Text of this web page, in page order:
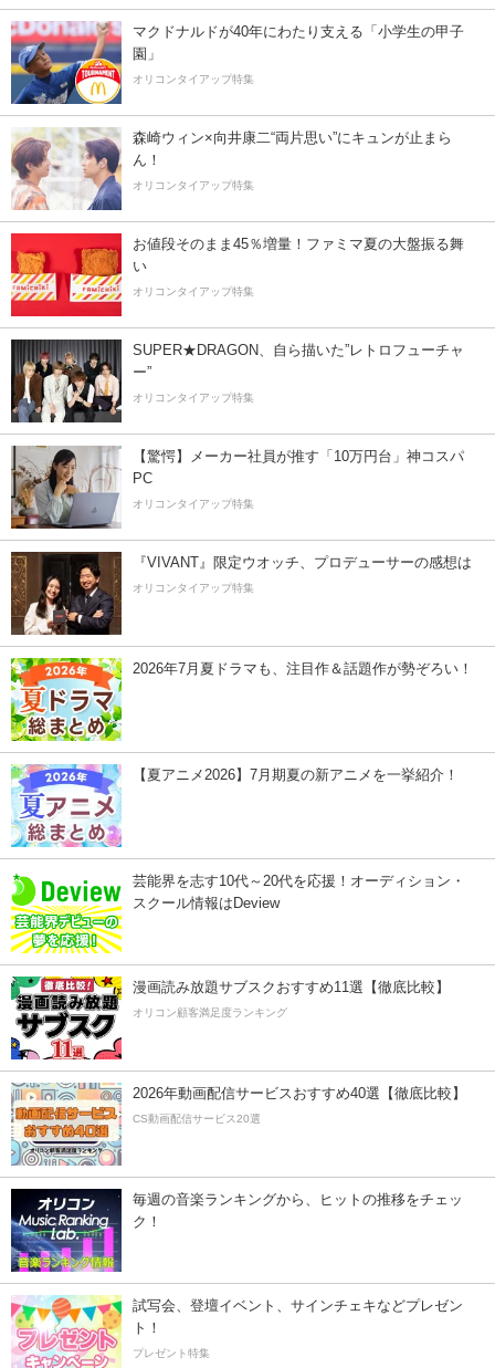
マクドナルドが40年にわたり支える「小学生の甲子
園」
オリコンタイアップ特集
森崎ウィン×向井康二“両片思い”にキュンが止まら
ん！
オリコンタイアップ特集
お値段そのまま45％増量！ファミマ夏の大盤振る舞
い
オリコンタイアップ特集
SUPER★DRAGON、自ら描いた”レトロフューチャ
ー”
オリコンタイアップ特集
【驚愕】メーカー社員が推す「10万円台」神コスパ
PC
オリコンタイアップ特集
『VIVANT』限定ウオッチ、プロデューサーの感想は
オリコンタイアップ特集
2026年7月夏ドラマも、注目作＆話題作が勢ぞろい！
【夏アニメ2026】7月期夏の新アニメを一挙紹介！
芸能界を志す10代～20代を応援！オーディション・
スクール情報はDeview
漫画読み放題サブスクおすすめ11選【徹底比較】
オリコン顧客満足度ランキング
2026年動画配信サービスおすすめ40選【徹底比較】
CS動画配信サービス20選
毎週の音楽ランキングから、ヒットの推移をチェッ
ク！
試写会、登壇イベント、サインチェキなどプレゼン
ト！
プレゼント特集